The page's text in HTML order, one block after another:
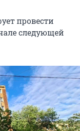
провести
следующей